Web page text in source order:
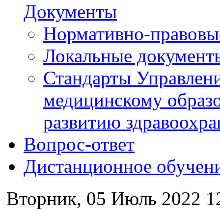
Документы
Нормативно-
Локальные
Стандарты
медицинскому
развитию
Вопрос-ответ
Дистанционное
Вторник, 05 Июль 2022